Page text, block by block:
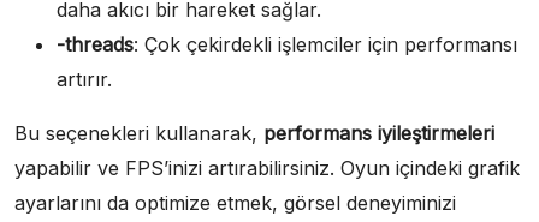
daha akıcı bir hareket sağlar.
-threads: Çok çekirdekli işlemciler için performansı
artırır.
Bu seçenekleri kullanarak, performans iyileştirmeleri
yapabilir ve FPS’inizi artırabilirsiniz. Oyun içindeki grafik
ayarlarını da optimize etmek, görsel deneyiminizi